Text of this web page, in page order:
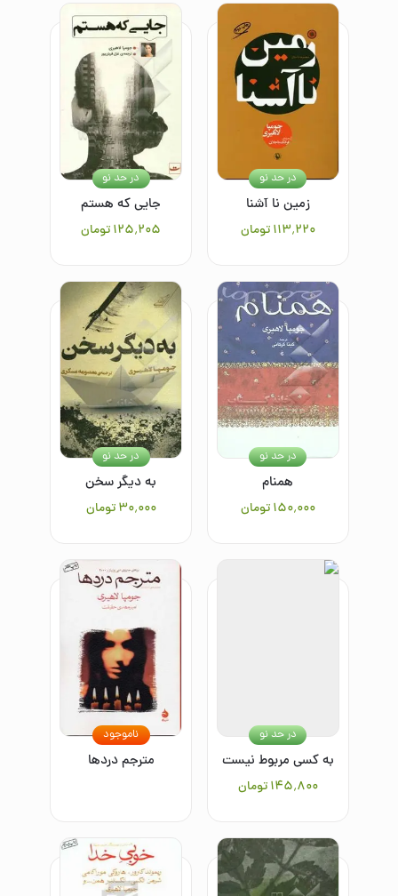
زمین نا آشنا
۱۱۳٬۲۲۰ تومان
در حد نو
جایی که هستم
۱۲۵٬۲۰۵تومان
در حد نو
همنام
۱۵۰٬۰۰۰ تومان
در حد نو
به دیگر سخن
۳۰٬۰۰۰ تومان
در حد نو
به کسی مربوط نیست
۱۴۵٬۸۰۰ تومان
در حد نو
مترجم دردها
ناموجود